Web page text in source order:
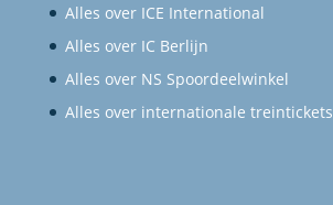
Alles over ICE International
Alles over IC Berlijn
Alles over NS Spoordeelwinkel
Alles over internationale treintickets